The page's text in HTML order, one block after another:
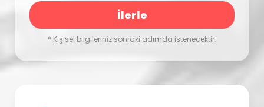
İlerle
* Kişisel bilgileriniz sonraki adımda istenecektir.